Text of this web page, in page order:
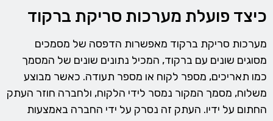
כיצד פועלת מערכות סריקת ברקוד
מערכות סריקת ברקוד מאפשרות הדפסה של מסמכים
מסוגים שונים עם ברקוד, המכיל נתונים שונים של המסמך
כמו תאריכים, מספר לקוח או מספר תעודה. כאשר מבוצע
משלוח, מסמך המקור נמסר לידי הלקוח, ולחברה חוזר העתק
החתום על ידיו. העתק זה נסרק על ידי החברה באמצעות